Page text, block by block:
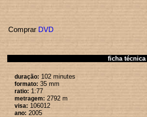
Comprar DVD
ficha técnica
duração: 102 minutes
formato: 35 mm
ratio: 1:77
metragem: 2792 m
visa: 106012
ano: 2005